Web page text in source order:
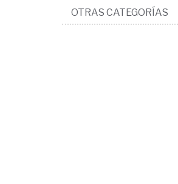
OTRAS CATEGORÍAS